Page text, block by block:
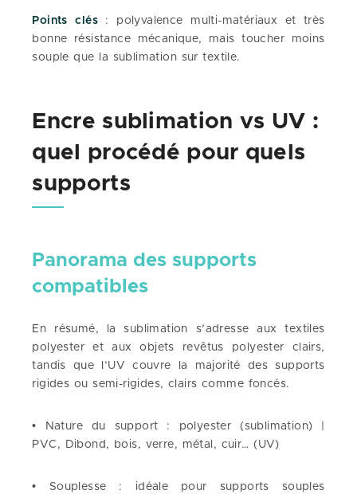
Points clés: polyvalence multi-matériaux et très
bonne résistance mécanique, mais toucher moins
souple que la sublimation sur textile.
Encre sublimation vs UV :
quel procédé pour quels
supports
Panorama des supports
compatibles
En résumé, la sublimation s’adresse aux textiles
polyester et aux objets revêtus polyester clairs,
tandis que l’UV couvre la majorité des supports
rigides ou semi-rigides, clairs comme foncés.
• Nature du support : polyester (sublimation) |
PVC, Dibond, bois, verre, métal, cuir… (UV)
• Souplesse : idéale pour supports souples